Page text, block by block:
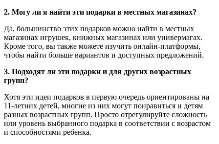
2. Могу ли я найти эти подарки в местных магазинах?
Да, большинство этих подарков можно найти в местных
магазинах игрушек, книжных магазинах или универмагах.
Кроме того, вы также можете изучить онлайн-платформы,
чтобы найти больше вариантов и доступных предложений.
3. Подходят ли эти подарки и для других возрастных
групп?
Хотя эти идеи подарков в первую очередь ориентированы на
11-летних детей, многие из них могут понравиться и детям
разных возрастных групп. Просто отрегулируйте сложность
или уровень выбранного подарка в соответствии с возрастом
и способностями ребенка.